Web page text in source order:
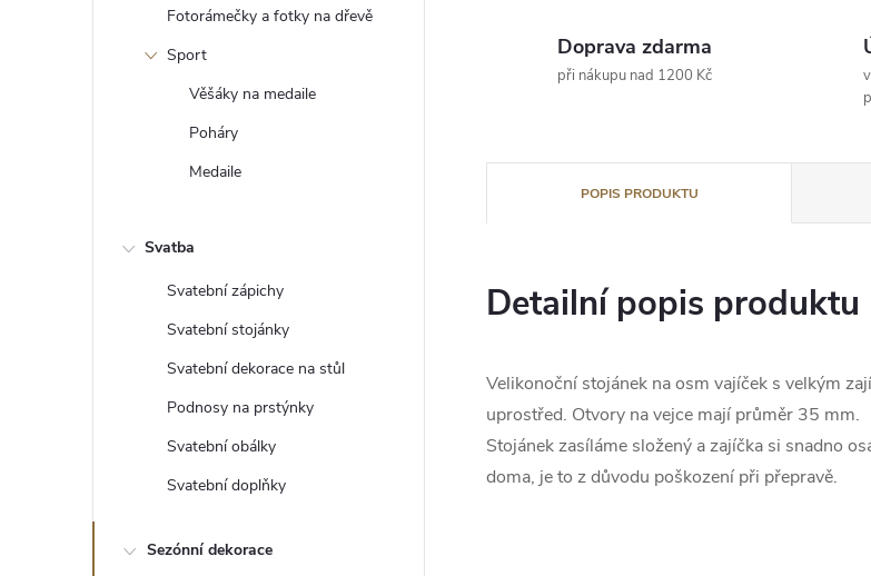
Fotorámečky a fotky na dřevě
Sport
Věšáky na medaile
Poháry
Medaile
Svatba
Svatební zápichy
Svatební stojánky
Svatební dekorace na stůl
Podnosy na prstýnky
Svatební obálky
Svatební doplňky
Sezónní dekorace
Doprava zdarma
při nákupu nad 1200 Kč
POPIS PRODUKTU
Detailní popis produktu
Velikonoční stojánek na osm vajíček s velkým
uprostřed. Otvory na vejce mají průměr 35 mm.
Stojánek zasíláme složený a zajíčka si snadno
doma, je to z důvodu poškození při přepravě.